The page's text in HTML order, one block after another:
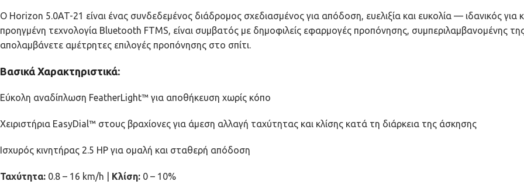
Ο Horizon 5.0AT-21 είναι ένας συνδεδεμένος διάδρομος σχεδιασμένος για απόδοση, ευελιξία και ευκολία — ιδανικός
προηγμένη τεχνολογία Bluetooth FTMS, είναι συμβατός με δημοφιλείς εφαρμογές προπόνησης, συμπεριλαμβανομένης
απολαμβάνετε αμέτρητες επιλογές προπόνησης στο σπίτι.
Βασικά Χαρακτηριστικά:
Εύκολη αναδίπλωση FeatherLight™ για αποθήκευση χωρίς κόπο
Χειριστήρια EasyDial™ στους βραχίονες για άμεση αλλαγή ταχύτητας και κλίσης κατά τη διάρκεια της άσκησης
Ισχυρός κινητήρας 2.5 HP για ομαλή και σταθερή απόδοση
Ταχύτητα: 0.8 – 16 km/h | Κλίση: 0 – 10%